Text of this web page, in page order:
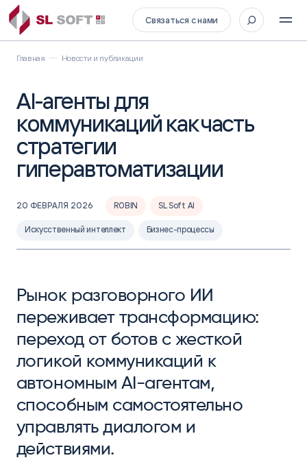
Связаться с нами
Главная Новости и публикации
AI-агенты для
коммуникаций как часть
стратегии
гиперавтоматизации
20 ФЕВРАЛЯ 2026 ROBIN SL Soft AI
Искусственный интеллект Бизнес-процессы
Рынок разговорного ИИ
переживает трансформацию:
переход от ботов с жесткой
логикой коммуникаций к
автономным AI-агентам,
способным самостоятельно
управлять диалогом и
действиями.